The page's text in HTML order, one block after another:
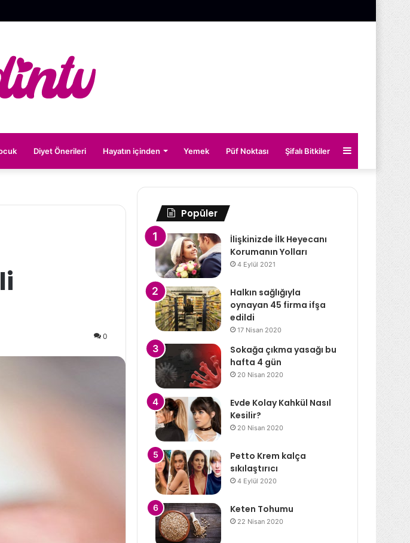
Diyet Önerileri Hayatın içinden Yemek Püf Noktası Şifalı Bitkiler Kenar
Bölmesi
0
Popüler
İlişkinizde İlk Heyecanı
Korumanın Yolları
4 Eylül 2021
Halkın sağlığıyla
oynayan 45 firma ifşa
edildi
17 Nisan 2020
Sokağa çıkma yasağı bu
hafta 4 gün
20 Nisan 2020
Evde Kolay Kahkül Nasıl
Kesilir?
20 Nisan 2020
Petto Krem kalça
sıkılaştırıcı
4 Eylül 2020
Keten Tohumu
22 Nisan 2020